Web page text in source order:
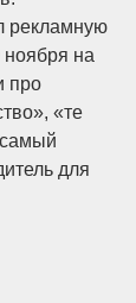
рекламную
на
про
«те
для